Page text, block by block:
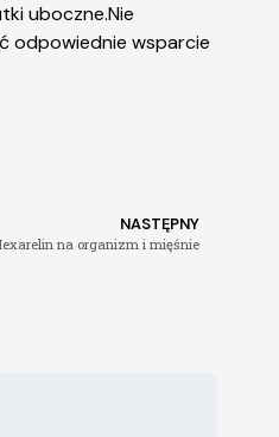
uboczne.Nie
odpowiednie wsparcie
NASTĘPNY
na organizm i mięśnie